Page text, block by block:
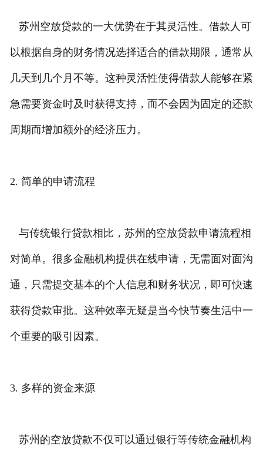
苏州空放贷款的一大优势在于其灵活性。借款人可
以根据自身的财务情况选择适合的借款期限，通常从
几天到几个月不等。这种灵活性使得借款人能够在紧
急需要资金时及时获得支持，而不会因为固定的还款
周期而增加额外的经济压力。
2. 简单的申请流程
与传统银行贷款相比，苏州的空放贷款申请流程相
对简单。很多金融机构提供在线申请，无需面对面沟
通，只需提交基本的个人信息和财务状况，即可快速
获得贷款审批。这种效率无疑是当今快节奏生活中一
个重要的吸引因素。
3. 多样的资金来源
苏州的空放贷款不仅可以通过银行等传统金融机构